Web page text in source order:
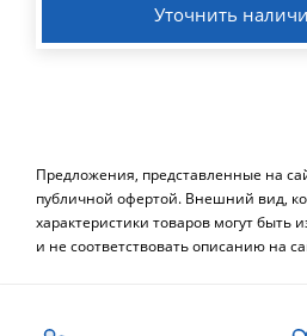
Уточнить
Предложения, представленные на
публичной офертой. Внешний вид,
характеристики товаров могут быть
и не соответствовать описанию на